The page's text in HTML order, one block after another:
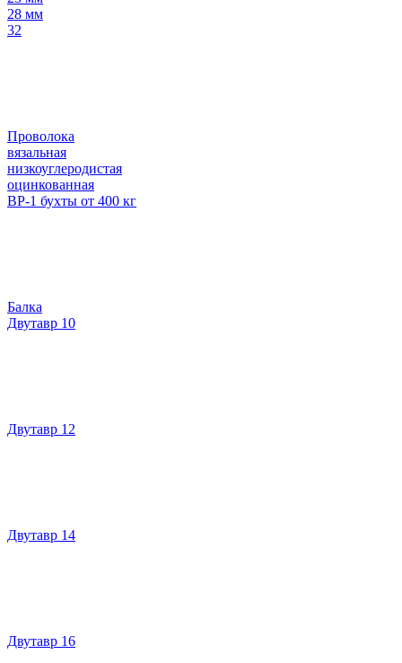
28 мм
32
Проволока
вязальная
низкоуглеродистая
оцинкованная
ВР-1 бухты от 400 кг
Балка
Двутавр 10
Двутавр 12
Двутавр 14
Двутавр 16